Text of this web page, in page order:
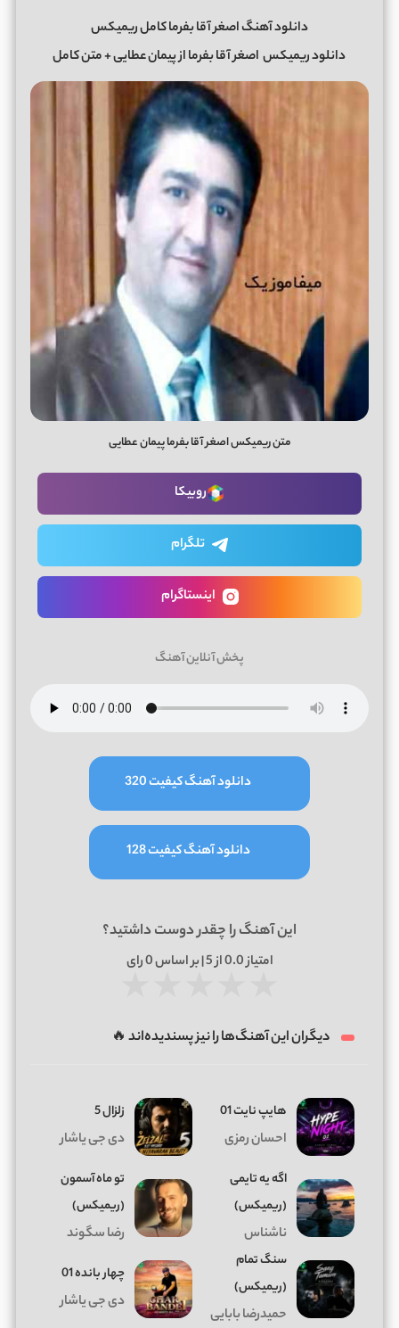
دانلود آهنگ اصغر آقا بفرما کامل ریمیکس
دانلود ریمیکس اصغر آقا بفرما از پیمان عطایی + متن کامل
متن ریمیکس اصغر آقا بفرما پیمان عطایی
روبیکا
تلگرام
اینستاگرام
پخش آنلاین آهنگ
دانلود آهنگ کیفیت 320
دانلود آهنگ کیفیت 128
این آهنگ را چقدر دوست داشتید؟
امتیاز0.0از 5 | بر اساس 0رای
دیگران این آهنگ‌ها را نیز پسندیده‌اند 🔥
هایپ نایت 01
احسان رمزی
زلزال 5
دی جی یاشار
اگه یه تایمی
(ریمیکس)
ناشناس
تو ماه آسمون
(ریمیکس)
رضا سگوند
سنگ تمام
(ریمیکس)
حمیدرضا بابایی
چهار بانده 01
دی جی یاشار